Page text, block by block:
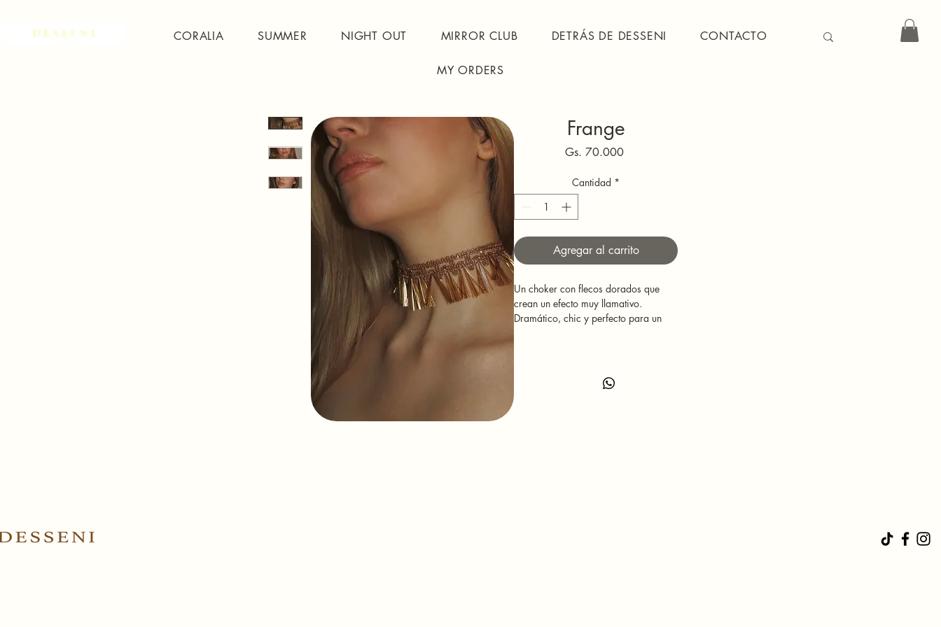
CORALIA SUMMER NIGHT OUT MIRROR CLUB DETRÁS DE DESSENI CONTACTO
MY ORDERS
Frange
Gs. 70.000Precio
Cantidad *
Agregar al carrito
Un choker con flecos dorados que
crean un efecto muy llamativo.
Dramático, chic y perfecto para un
looks de fiesta donde el accesorio
sea el centro del outfit.